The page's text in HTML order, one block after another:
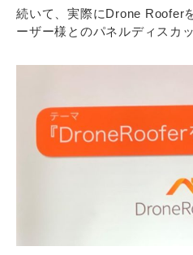
続いて、実際にDrone Roofer
ーザー様とのパネルディスカ